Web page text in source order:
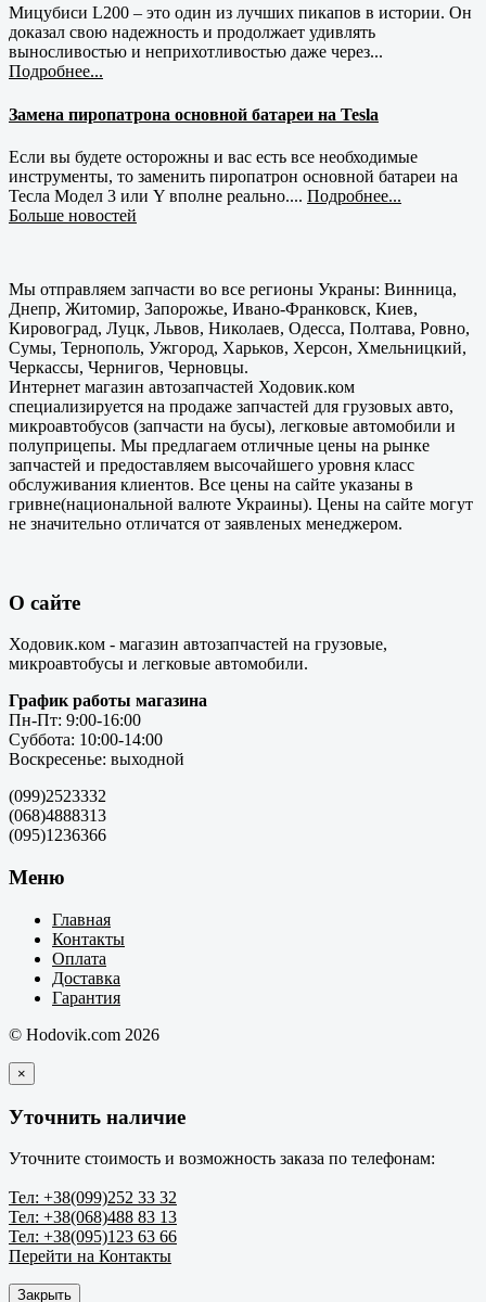
Мицубиси L200 – это один из лучших пикапов в истории. Он
доказал свою надежность и продолжает удивлять
выносливостью и неприхотливостью даже через...
Подробнее...
Замена пиропатрона основной батареи на Tesla
Если вы будете осторожны и вас есть все необходимые
инструменты, то заменить пиропатрон основной батареи на
Тесла Модел 3 или Y вполне реально.... Подробнее...
Больше новостей
Мы отправляем запчасти во все регионы Украны: Винница,
Днепр, Житомир, Запорожье, Ивано-Франковск, Киев,
Кировоград, Луцк, Львов, Николаев, Одесса, Полтава, Ровно,
Сумы, Тернополь, Ужгород, Харьков, Херсон, Хмельницкий,
Черкассы, Чернигов, Черновцы.
Интернет магазин автозапчастей Ходовик.ком
специализируется на продаже запчастей для грузовых авто,
микроавтобусов (запчасти на бусы), легковые автомобили и
полуприцепы. Мы предлагаем отличные цены на рынке
запчастей и предоставляем высочайшего уровня класс
обслуживания клиентов. Все цены на сайте указаны в
гривне(национальной валюте Украины). Цены на сайте могут
не значительно отличатся от заявленых менеджером.
О сайте
Ходовик.ком - магазин автозапчастей на грузовые,
микроавтобусы и легковые автомобили.
График работы магазина
Пн-Пт: 9:00-16:00
Суббота: 10:00-14:00
Воскресенье: выходной
(099)2523332
(068)4888313
(095)1236366
Меню
Главная
Контакты
Оплата
Доставка
Гарантия
© Hodovik.com 2026
×
Уточнить наличие
Уточните стоимость и возможность заказа по телефонам:
Тел: +38(099)252 33 32
Тел: +38(068)488 83 13
Тел: +38(095)123 63 66
Перейти на Контакты
Закрыть